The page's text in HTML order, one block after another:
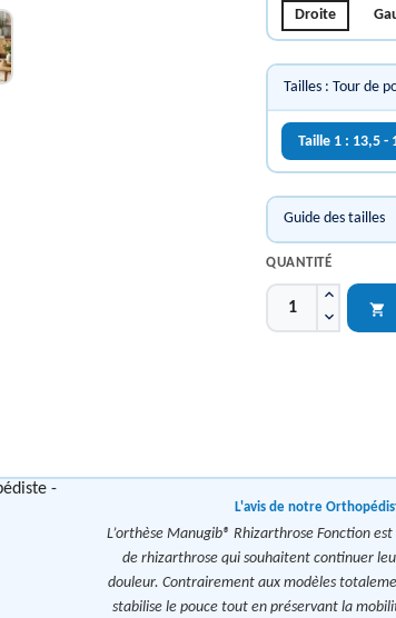
Droite
Tailles : Tour de
Taille 1 : 13,5 -
Guide des tailles
QUANTITÉ

L'avis de notre
L’orthèse Manugib® Rhizarthrose Fonction
de rhizarthrose qui souhaitent continuer
douleur. Contrairement aux modèles
stabilise le pouce tout en préservant la